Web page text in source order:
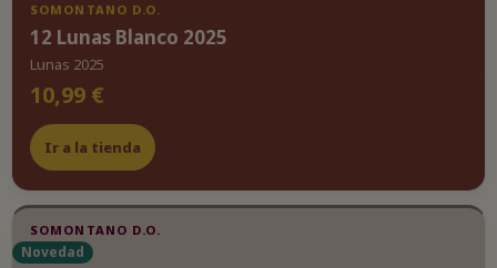
SOMONTANO D.O.
12 Lunas Blanco 2025
Lunas 2025
10,99 €
Ir a la tienda
SOMONTANO D.O.
Novedad